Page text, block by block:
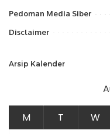
Pedoman Media Siber
Disclaimer
Arsip Kalender
M T W